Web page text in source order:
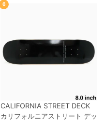
6
CALIFORNIA STREET DECK
カリフォルニアストリート デッ